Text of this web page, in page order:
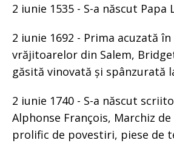
2 iunie 1535 - S-a născut Papa
2 iunie 1692 - Prima acuzată
vrăjitoarelor din Salem,
găsită vinovată și spânzurată
2 iunie 1740 - S-a născut
Alphonse François, Marchiz
prolific de povestiri, piese de